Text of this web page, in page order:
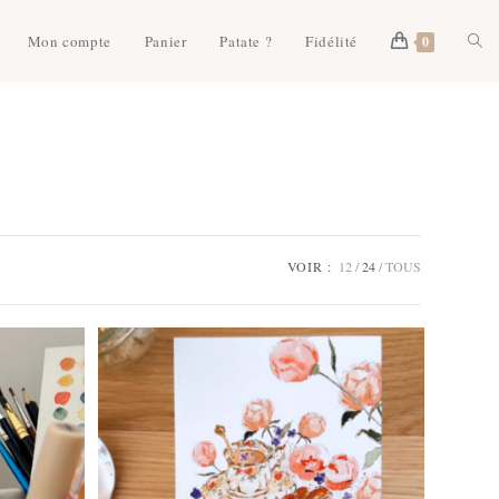
Mon compte Panier Patate ? Fidélité 0
VOIR : 12 24 TOUS